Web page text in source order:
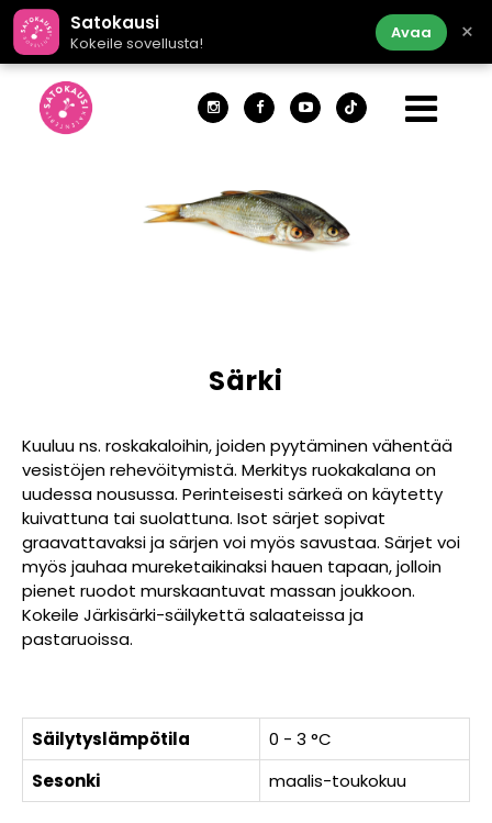
Satokausi
Kokeile sovellusta!
Avaa ×
Särki
Kuuluu ns. roskakaloihin, joiden pyytäminen vähentää
vesistöjen rehevöitymistä. Merkitys ruokakalana on
uudessa nousussa. Perinteisesti särkeä on käytetty
kuivattuna tai suolattuna. Isot särjet sopivat
graavattavaksi ja särjen voi myös savustaa. Särjet voi
myös jauhaa mureketaikinaksi hauen tapaan, jolloin
pienet ruodot murskaantuvat massan joukkoon.
Kokeile Järkisärki-säilykettä salaateissa ja
pastaruoissa.
Säilytyslämpötila
0 - 3 °C
Sesonki
maalis-toukokuu